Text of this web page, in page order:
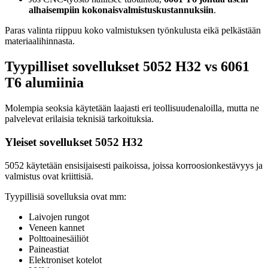
alhaisempiin kokonaisvalmistuskustannuksiin.
Paras valinta riippuu koko valmistuksen työnkulusta eikä pelkästään
materiaalihinnasta.
Tyypilliset sovellukset 5052 H32 vs 6061
T6 alumiinia
Molempia seoksia käytetään laajasti eri teollisuudenaloilla, mutta ne
palvelevat erilaisia ​​teknisiä tarkoituksia.
Yleiset sovellukset 5052 H32
5052 käytetään ensisijaisesti paikoissa, joissa korroosionkestävyys ja
valmistus ovat kriittisiä.
Tyypillisiä sovelluksia ovat mm:
Laivojen rungot
Veneen kannet
Polttoainesäiliöt
Paineastiat
Elektroniset kotelot